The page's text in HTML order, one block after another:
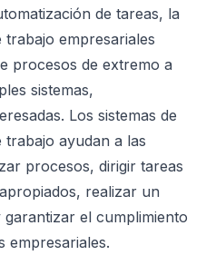
de tareas, la
empresariales
procesos de extremo a
sistemas,
Los sistemas de
ayudan a las
procesos, dirigir tareas
realizar un
el cumplimiento
empresariales.